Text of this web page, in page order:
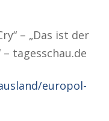
– „Das ist der
tagesschau.de
europol-